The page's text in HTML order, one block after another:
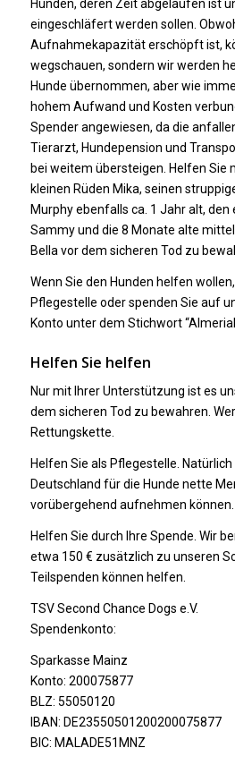
Hunden, deren Zeit abgelaufen ist
eingeschläfert werden sollen.
Aufnahmekapazität erschöpft ist,
wegschauen, sondern wir werden
Hunde übernommen, aber wie
hohem Aufwand und Kosten
Spender angewiesen, da die
Tierarzt, Hundepension und
bei weitem übersteigen. Helfen Sie
kleinen Rüden Mika, seinen
Murphy ebenfalls ca. 1 Jahr alt, den
Sammy und die 8 Monate alte
Bella vor dem sicheren Tod zu
Wenn Sie den Hunden helfen
Pflegestelle oder spenden Sie auf
Konto unter dem Stichwort
Helfen Sie helfen
Nur mit Ihrer Unterstützung ist es
dem sicheren Tod zu bewahren.
Rettungskette.
Helfen Sie als Pflegestelle.
Deutschland für die Hunde nette
vorübergehend aufnehmen können.
Helfen Sie durch Ihre Spende. Wir
etwa 150 € zusätzlich zu unseren
Teilspenden können helfen.
TSV Second Chance Dogs e.V.
Spendenkonto:
Sparkasse Mainz
Konto: 200075877
BLZ: 55050120
IBAN: DE23550501200200075877
BIC: MALADE51MNZ